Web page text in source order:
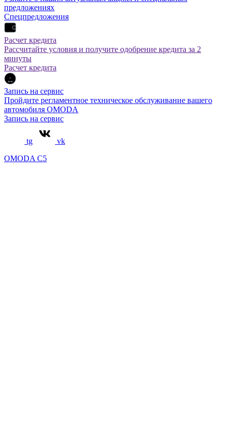
предложениях
Спецпредложения
Расчет кредита
Рассчитайте условия и получите одобрение кредита за 2
минуты
Расчет кредита
Запись на сервис
Пройдите регламентное техническое обслуживание вашего
автомобиля OMODA
Запись на сервис
tg
vk
OMODA C5